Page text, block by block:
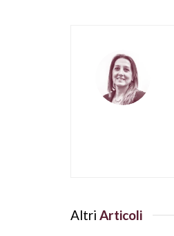
Altri Articoli